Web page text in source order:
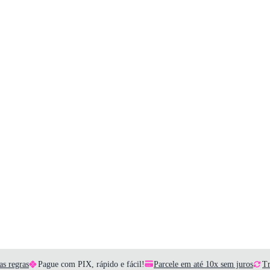
regras Pague com PIX, rápido e fácil! Parcele em até 10x sem juros